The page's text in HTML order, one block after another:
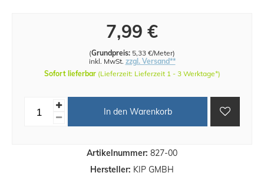
Artikelnummer: 827-00
Hersteller: KIP GMBH
7,99 €
(Grundpreis: 5,33 €/Meter)
inkl. MwSt. zzgl. Versand**
Sofort lieferbar (Lieferzeit: Lieferzeit 1 - 3 Werktage*)
In den Warenkorb